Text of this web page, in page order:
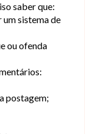
saber que:
sistema de
ou ofenda
postagem;